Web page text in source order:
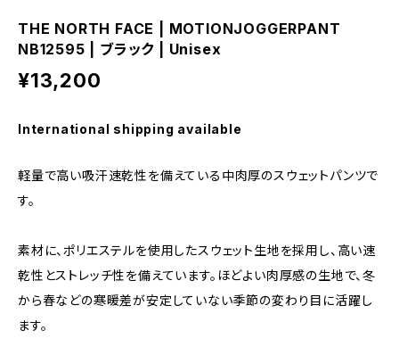
THE NORTH FACE | MOTIONJOGGERPANT
NB12595 | ブラック | Unisex
¥13,200
International shipping available
軽量で高い吸汗速乾性を備えている中肉厚のスウェットパンツで
す。
素材に、ポリエステルを使用したスウェット生地を採用し、高い速
乾性とストレッチ性を備えています。ほどよい肉厚感の生地で、冬
から春などの寒暖差が安定していない季節の変わり目に活躍し
ます。